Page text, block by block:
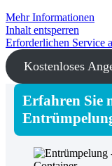
Mehr Informationen
Inhalt entsperren
Erforderlichen Service
Kostenloses
Erfahren Sie